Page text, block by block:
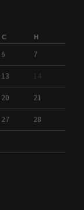
С Н
6 7
13 14
20 21
27 28